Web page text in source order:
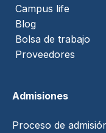
Campus life
Blog
Bolsa de trabajo
Proveedores
Admisiones
Proceso de